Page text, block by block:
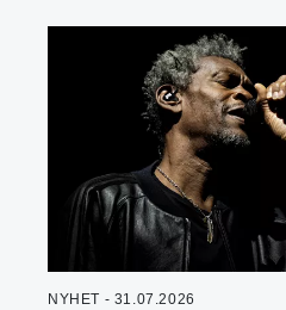
NYHET - 31.07.2026